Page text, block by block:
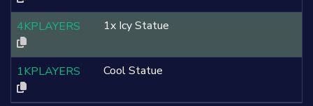
4KPLAYERS 1x Icy Statue
1KPLAYERS Cool Statue